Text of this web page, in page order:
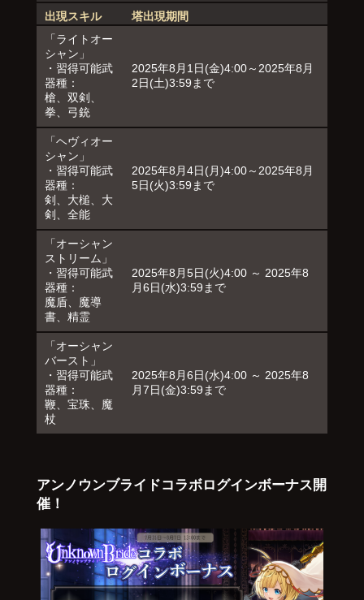
出現スキル
塔出現期間
「ライトオー
シャン」
・習得可能武
器種：
槍、双剣、
拳、弓銃
2025年8月1日(金)4:00～2025年8月
2日(土)3:59まで
「ヘヴィオー
シャン」
・習得可能武
器種：
剣、大槌、大
剣、全能
2025年8月4日(月)4:00～2025年8月
5日(火)3:59まで
「オーシャン
ストリーム」
・習得可能武
器種：
魔盾、魔導
書、精霊
2025年8月5日(火)4:00 ～ 2025年8
月6日(水)3:59まで
「オーシャン
バースト」
・習得可能武
器種：
鞭、宝珠、魔
杖
2025年8月6日(水)4:00 ～ 2025年8
月7日(金)3:59まで
アンノウンブライドコラボログインボーナス開
催！